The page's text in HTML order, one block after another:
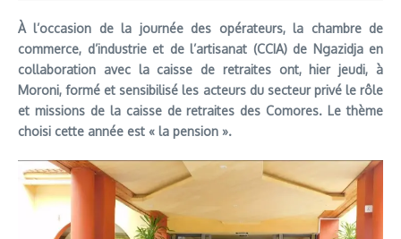
À l’occasion de la journée des opérateurs, la chambre de
commerce, d’industrie et de l’artisanat (CCIA) de Ngazidja en
collaboration avec la caisse de retraites ont, hier jeudi, à
Moroni, formé et sensibilisé les acteurs du secteur privé le rôle
et missions de la caisse de retraites des Comores. Le thème
choisi cette année est « la pension ».